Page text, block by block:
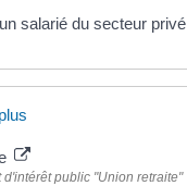
salarié du secteur privé
d'intérêt public "Union retraite"